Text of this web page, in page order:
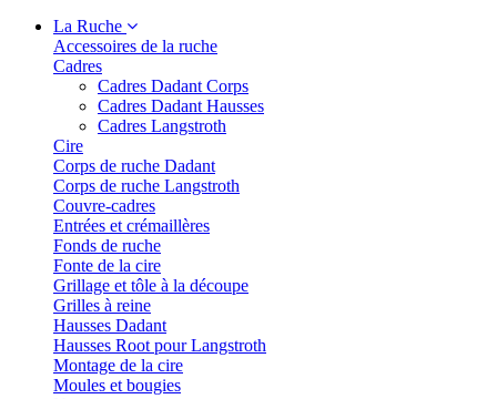
La Ruche
Accessoires de la ruche
Cadres
Cadres Dadant Corps
Cadres Dadant Hausses
Cadres Langstroth
Cire
Corps de ruche Dadant
Corps de ruche Langstroth
Couvre-cadres
Entrées et crémaillères
Fonds de ruche
Fonte de la cire
Grillage et tôle à la découpe
Grilles à reine
Hausses Dadant
Hausses Root pour Langstroth
Montage de la cire
Moules et bougies